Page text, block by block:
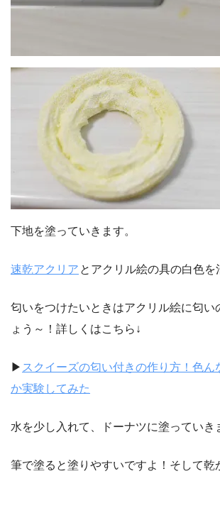
下地を塗っていきます。
速乾アクリア とアクリル絵の具の白色を
匂いをつけたいときはアクリル絵に匂い
ょう～！詳しくはこちら↓
▶ スクイーズの匂い付きの作り方！色ん
か実験してみた
水を少し入れて、ドーナツに塗っていき
筆で塗ると塗りやすいですよ！そして乾